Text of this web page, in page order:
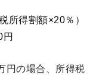
所得割額×20％）
円の場合、所得税